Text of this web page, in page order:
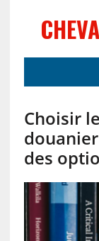
Choisir
des